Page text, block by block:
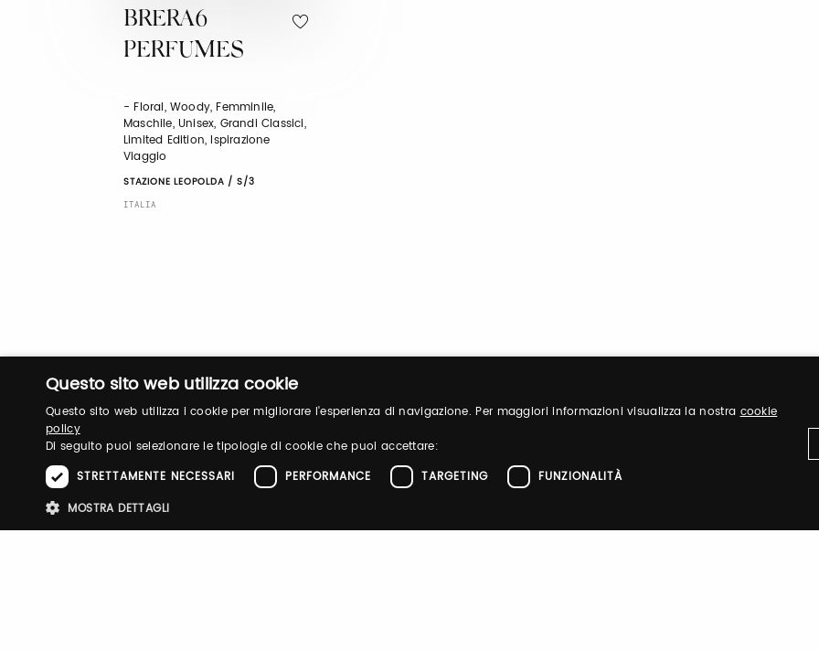
BRERA6
PERFUMES
- Floral, Woody, Femminile,
Maschile, Unisex, Grandi Classici,
Limited Edition, Ispirazione
Viaggio
STAZIONE LEOPOLDA / S/3
ITALIA
Questo sito web utilizza cookie
Questo sito web utilizza i cookie per migliorare l'esperienza di navigazione. Per maggiori informazioni visualizza la nostracookie
policy
Di seguito puoi selezionare le tipologie di cookie che puoi accettare:
STRETTAMENTE NECESSARI
PERFORMANCE TARGETING
FUNZIONALITÀ
MOSTRA DETTAGLI